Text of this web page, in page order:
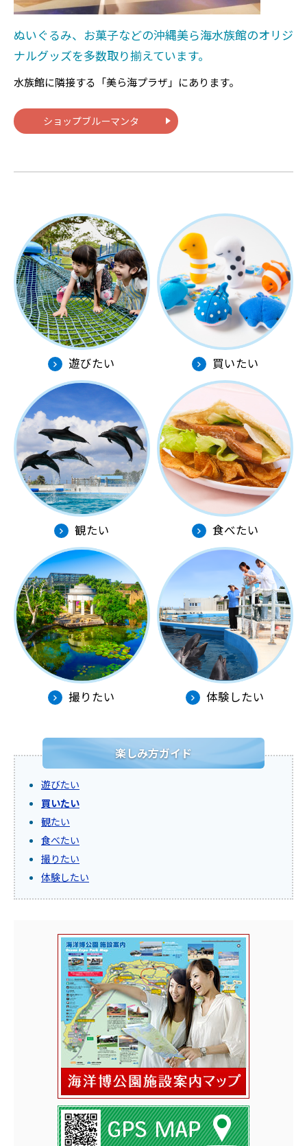
ぬいぐるみ、お菓子などの沖縄美ら海水族館のオリジ
ナルグッズを多数取り揃えています。
水族館に隣接する「美ら海プラザ」にあります。
ショップブルーマンタ
遊びたい 買いたい
観たい 食べたい
撮りたい 体験したい
楽しみ方ガイド
遊びたい
買いたい
観たい
食べたい
撮りたい
体験したい